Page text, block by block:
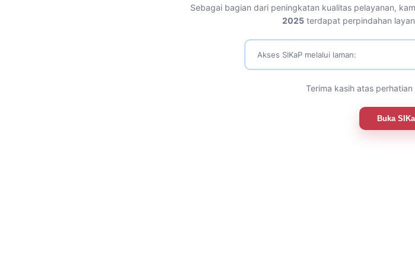
Sebagai bagian dari peningkatan kualitas pelayanan,
2025terdapat perpindahan
Akses SIKaP melalui laman:
Terima kasih atas
Buka